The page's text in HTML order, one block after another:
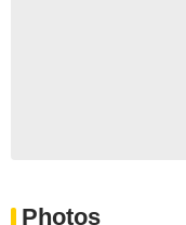
Photos